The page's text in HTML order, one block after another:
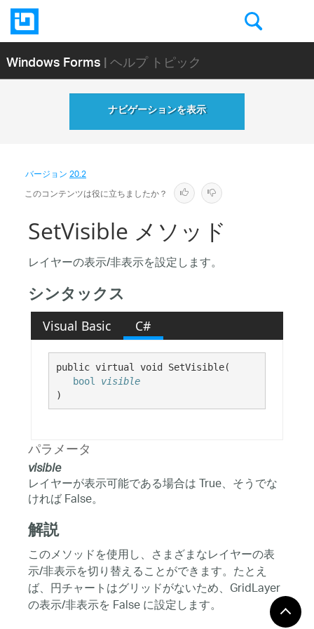
Windows Forms| ヘルプ トピック
ナビゲーションを表示
バージョン20.2
このコンテンツは役に立ちましたか？
SetVisible メソッド
レイヤーの表示/非表示を設定します。
シンタックス
Visual Basic C#
public virtual void SetVisible(
bool
visible
)
パラメータ
visible
レイヤーが表示可能である場合は True、そうでな
ければ False。
解説
このメソッドを使用し、さまざまなレイヤーの表
示/非表示を切り替えることができます。たとえ
ば、円チャートはグリッドがないため、GridLayer
の表示/非表示を False に設定します。